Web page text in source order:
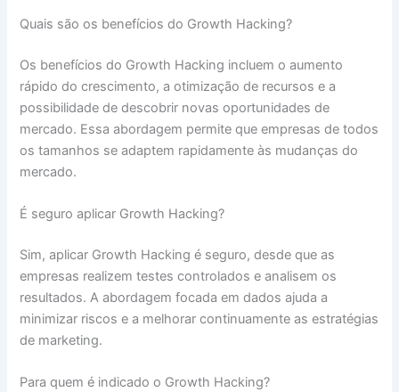
Quais são os benefícios do Growth Hacking?
Os benefícios do Growth Hacking incluem o aumento
rápido do crescimento, a otimização de recursos e a
possibilidade de descobrir novas oportunidades de
mercado. Essa abordagem permite que empresas de todos
os tamanhos se adaptem rapidamente às mudanças do
mercado.
É seguro aplicar Growth Hacking?
Sim, aplicar Growth Hacking é seguro, desde que as
empresas realizem testes controlados e analisem os
resultados. A abordagem focada em dados ajuda a
minimizar riscos e a melhorar continuamente as estratégias
de marketing.
Para quem é indicado o Growth Hacking?